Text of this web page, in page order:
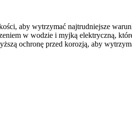
aby wytrzymać najtrudniejsze
w wodzie i myjką elektryczną,
ochronę przed korozją, aby